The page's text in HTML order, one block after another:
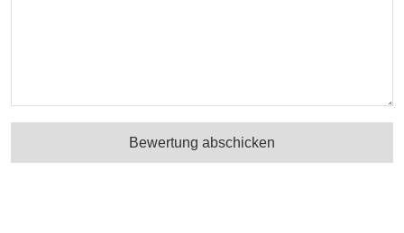
Bewertung abschicken